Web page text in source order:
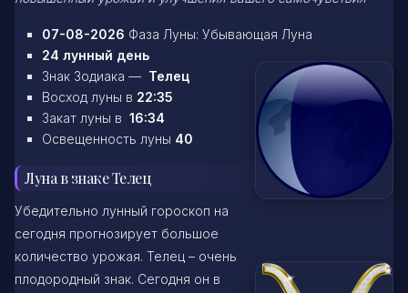
07-08-2026 Фаза Луны: Убывающая Луна
24 лунный день
Знак Зодиака — Телец
Восход луны в 22:35
Закат луны в 16:34
Освещенность луны 40
Луна в знаке Телец
Убедительно лунный гороскоп на
сегодня прогнозирует большое
количество урожая. Телец – очень
плодородный знак. Сегодня он в